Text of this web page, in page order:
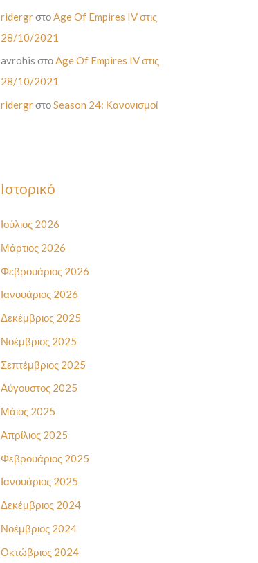
ridergrστο Age Of Empires IV στις
28/10/2021
avrohis στοAge Of Empires IV στις
28/10/2021
ridergrστοSeason 24: Κανονισμοί
Ιστορικό
Ιούλιος 2026
Μάρτιος 2026
Φεβρουάριος 2026
Ιανουάριος 2026
Δεκέμβριος 2025
Νοέμβριος 2025
Σεπτέμβριος 2025
Αύγουστος 2025
Μάιος 2025
Απρίλιος 2025
Φεβρουάριος 2025
Ιανουάριος 2025
Δεκέμβριος 2024
Νοέμβριος 2024
Οκτώβριος 2024